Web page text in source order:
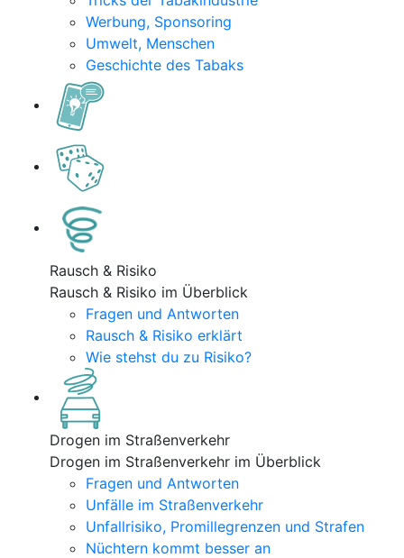
Werbung, Sponsoring
Umwelt, Menschen
Geschichte des Tabaks
Rausch & Risiko
Rausch & Risiko im Überblick
Fragen und Antworten
Rausch & Risiko erklärt
Wie stehst du zu Risiko?
Drogen im Straßenverkehr
Drogen im Straßenverkehr im Überblick
Fragen und Antworten
Unfälle im Straßenverkehr
Unfallrisiko, Promillegrenzen und Strafen
Nüchtern kommt besser an